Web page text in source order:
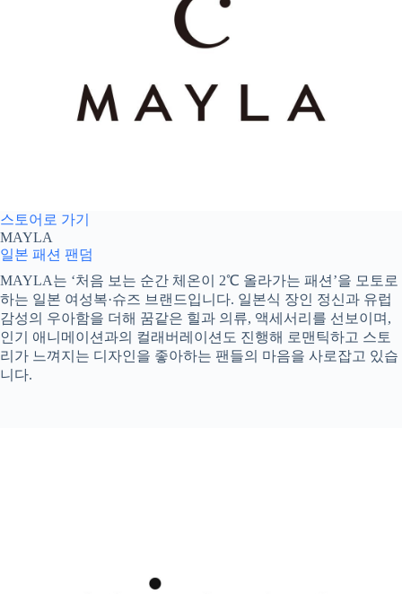
스토어로 가기
MAYLA
일본 패션 팬덤
MAYLA는 ‘처음 보는 순간 체온이 2℃ 올라가는 패션’을 모토로
하는 일본 여성복·슈즈 브랜드입니다. 일본식 장인 정신과 유럽
감성의 우아함을 더해 꿈같은 힐과 의류, 액세서리를 선보이며,
인기 애니메이션과의 컬래버레이션도 진행해 로맨틱하고 스토
리가 느껴지는 디자인을 좋아하는 팬들의 마음을 사로잡고 있습
니다.